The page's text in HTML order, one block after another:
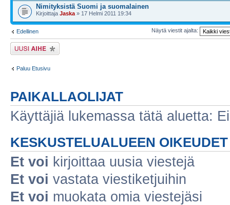
Nimityksistä Suomi ja suomalainen
Kirjoittaja Jaska » 17 Helmi 2011 19:34
Edellinen Näytä viestit ajalta:
Lähetä uusi viesti
Paluu Etusivu
PAIKALLAOLIJAT
Käyttäjiä lukemassa tätä aluetta:
KESKUSTELUALUEEN OIKEUDET
Et voi kirjoittaa uusia viestejä
Et voi vastata viestiketjuihin
Et voi muokata omia viestejäsi